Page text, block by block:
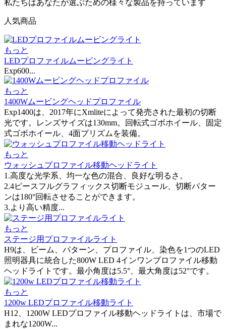
私たちはあなたが選ぶための様々な製品を持っています
人気商品
もっと
LEDプロファイルムービングライト
Exp600...
もっと
1400Wムービングヘッドプロファイル
Exp1400は、2017年にXmliteによって発売された最初の切断
光です。レンズサイズは130mm。回転式ゴボホイール、固定
式ゴボホイール、4面プリズムを装備。
もっと
ウォッシュプロファイル移動ヘッドライト
1.高度な光学系、均一な色の混合、良好な明るさ。
2.4ピースフルグラフィックス切断モジュール、切断パター
ンは180°回転させることができます。
3.より高い精度...
もっと
ステージ用プロファイルライト
H9は、ビーム、パターン、プロファイル、染色を1つのLED
照明器具に統合した800W LED 4インワンプロファイル移動
ヘッドライトです。最小角度は5.5°、最大角度は52°です。
もっと
1200w LEDプロファイル移動ライト
H12、1200W LEDプロファイル移動ヘッドライトは、市場で
まれな1200W...